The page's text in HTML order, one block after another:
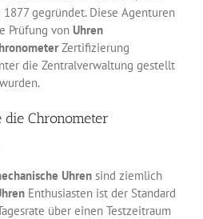
gegründet. Diese Agenturen
Prüfung von Uhren
Zertifizierung
die Zentralverwaltung gestellt
die Chronometer
Uhren sind ziemlich
Enthusiasten ist der Standard
über einen Testzeitraum